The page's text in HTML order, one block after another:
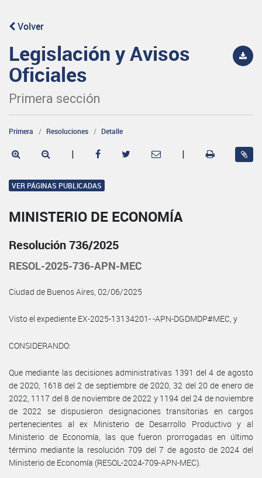
Volver
Legislación y Avisos
Oficiales
Primera sección
Primera Resoluciones Detalle
| |
VER PÁGINAS PUBLICADAS
MINISTERIO DE ECONOMÍA
Resolución 736/2025
RESOL-2025-736-APN-MEC
Ciudad de Buenos Aires, 02/06/2025
Visto el expediente EX-2025-13134201- -APN-DGDMDP#MEC, y
CONSIDERANDO:
Que mediante las decisiones administrativas 1391 del 4 de agosto
de 2020, 1618 del 2 de septiembre de 2020, 32 del 20 de enero de
2022, 1117 del 8 de noviembre de 2022 y 1194 del 24 de noviembre
de 2022 se dispusieron designaciones transitorias en cargos
pertenecientes al ex Ministerio de Desarrollo Productivo y al
Ministerio de Economía, las que fueron prorrogadas en último
término mediante la resolución 709 del 7 de agosto de 2024 del
Ministerio de Economía (RESOL-2024-709-APN-MEC).